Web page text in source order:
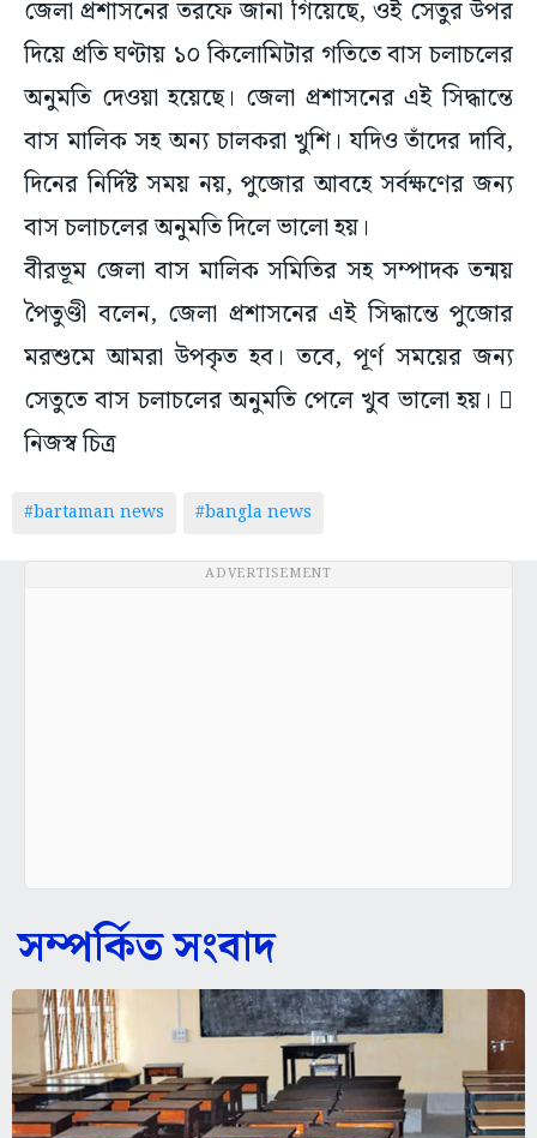
জেলা প্রশাসনের তরফে জানা গিয়েছে, ওই সেতুর উপর
দিয়ে প্রতি ঘণ্টায় ১০ কিলোমিটার গতিতে বাস চলাচলের
অনুমতি দেওয়া হয়েছে। জেলা প্রশাসনের এই সিদ্ধান্তে
বাস মালিক সহ অন্য চালকরা খুশি। যদিও তাঁদের দাবি,
দিনের নির্দিষ্ট সময় নয়, পুজোর আবহে সর্বক্ষণের জন্য
বাস চলাচলের অনুমতি দিলে ভালো হয়।
বীরভূম জেলা বাস মালিক সমিতির সহ সম্পাদক তন্ময়
পৈতুণ্ডী বলেন, জেলা প্রশাসনের এই সিদ্ধান্তে পুজোর
মরশুমে আমরা উপকৃত হব। তবে, পূর্ণ সময়ের জন্য
সেতুতে বাস চলাচলের অনুমতি পেলে খুব ভালো হয়। 
নিজস্ব চিত্র
#bartaman news #bangla news
ADVERTISEMENT
সম্পর্কিত সংবাদ